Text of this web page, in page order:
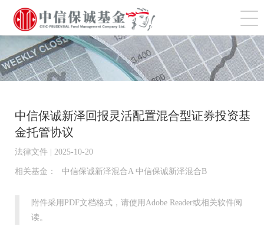
切
中信保诚新泽回报灵活配置混合型证券投资基
金托管协议
法律文件 | 2025-10-20
相关基金： 中信保诚新泽混合A 中信保诚新泽混合B
附件采用PDF文档格式，请使用Adobe Reader或相关软件阅
读。